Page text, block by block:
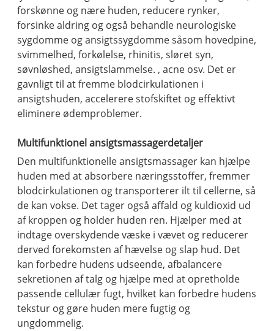
forskønne og nære huden, reducere rynker,
forsinke aldring og også behandle neurologiske
sygdomme og ansigtssygdomme såsom hovedpine,
svimmelhed, forkølelse, rhinitis, sløret syn,
søvnløshed, ansigtslammelse. , acne osv. Det er
gavnligt til at fremme blodcirkulationen i
ansigtshuden, accelerere stofskiftet og effektivt
eliminere ødemproblemer.
Multifunktionel ansigtsmassagerdetaljer
Den multifunktionelle ansigtsmassager kan hjælpe
huden med at absorbere næringsstoffer, fremmer
blodcirkulationen og transporterer ilt til cellerne, så
de kan vokse. Det tager også affald og kuldioxid ud
af kroppen og holder huden ren. Hjælper med at
indtage overskydende væske i vævet og reducerer
derved forekomsten af ​​hævelse og slap hud. Det
kan forbedre hudens udseende, afbalancere
sekretionen af ​​talg og hjælpe med at opretholde
passende cellulær fugt, hvilket kan forbedre hudens
tekstur og gøre huden mere fugtig og
ungdommelig.